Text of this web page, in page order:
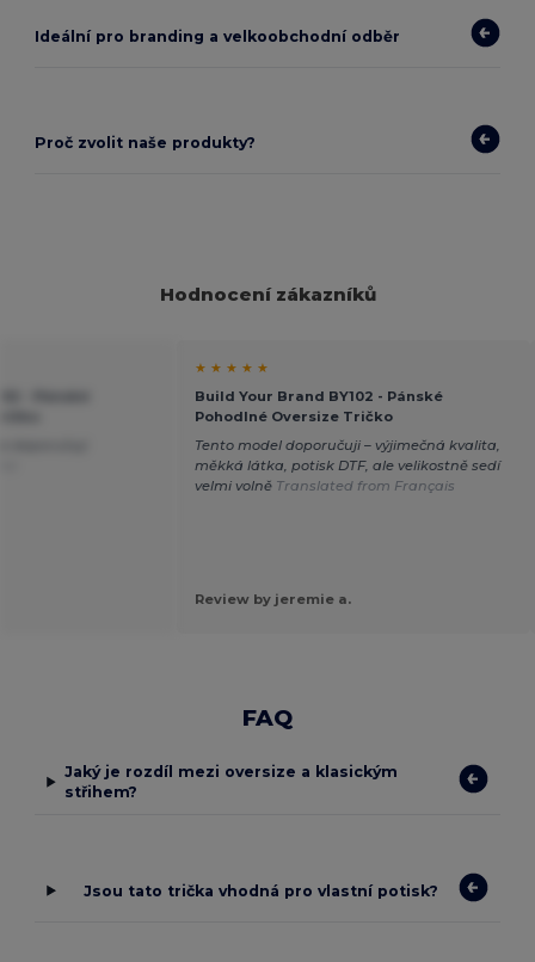
Ideální pro branding a velkoobchodní odběr
Proč zvolit naše produkty?
Hodnocení zákazníků
★ ★ ★ ★ ★
Build Your Brand BY102 - Pánské
Pohodlné Oversize Tričko
Tento model doporučuji – výjimečná kvalita,
měkká látka, potisk DTF, ale velikostně sedí
velmi volně Translated from Français
Review by jeremie a.
FAQ
Jaký je rozdíl mezi oversize a klasickým
střihem?
Jsou tato trička vhodná pro vlastní potisk?